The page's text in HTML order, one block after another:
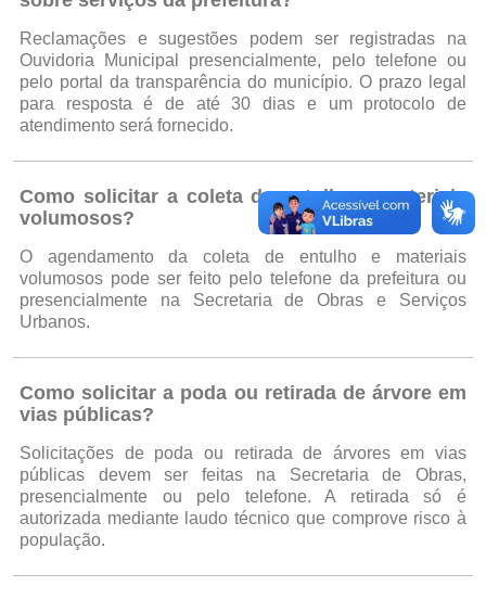
Reclamações e sugestões podem ser registradas na
Ouvidoria Municipal presencialmente, pelo telefone ou
pelo portal da transparência do município. O prazo legal
para resposta é de até 30 dias e um protocolo de
atendimento será fornecido.
Como solicitar a coleta de entulho e materiais
volumosos?
O agendamento da coleta de entulho e materiais
volumosos pode ser feito pelo telefone da prefeitura ou
presencialmente na Secretaria de Obras e Serviços
Urbanos.
Como solicitar a poda ou retirada de árvore em
vias públicas?
Solicitações de poda ou retirada de árvores em vias
públicas devem ser feitas na Secretaria de Obras,
presencialmente ou pelo telefone. A retirada só é
autorizada mediante laudo técnico que comprove risco à
população.